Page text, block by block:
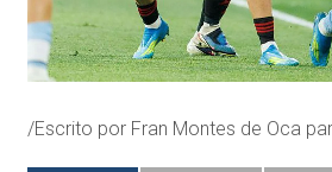
/Escrito por Fran Montes de Oca